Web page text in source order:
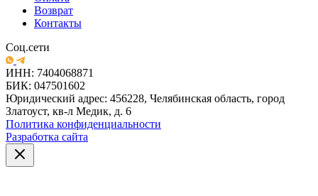
Возврат
Контакты
Соц.сети
ИНН: 7404068871
БИК: 047501602
Юридический адрес: 456228, Челябинская область, город
Златоуст, кв-л Медик, д. 6
Политика конфиденциальности
Разработка сайта